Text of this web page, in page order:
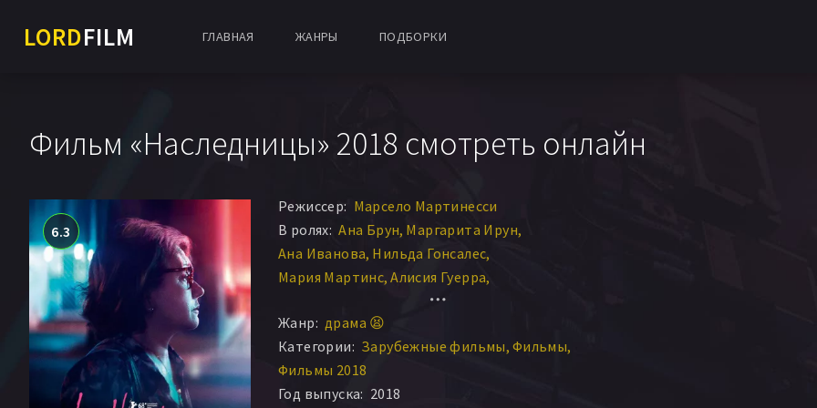
LORDFILM ГЛАВНАЯ ЖАНРЫ ПОДБОРКИ
Фильм «Наследницы» 2018 смотреть онлайн
6.3
Режиссер: Марсело Мартинесси
В ролях: Ана Брун Маргарита Ирун
Ана Иванова Нильда Гонсалес
Мария Мартинс Алисия Гуерра
Mecha Armele
Beto Barsotti Rossana Bellassai
Клотильда Кебрал Natalia Calcena
Raul Chamorro
Patty Gadea
Ines Guerrico
Жанр: драма 😫
Категории: Зарубежные фильмы Фильмы
Фильмы 2018
Год выпуска: 2018